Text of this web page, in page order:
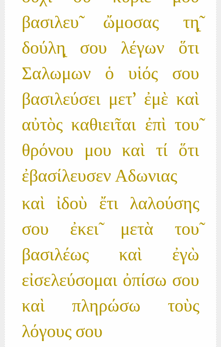
βασιλευ̃ ὤμοσας τη̨̃
δούλη̨ σου λέγων ὅτι
Σαλωμων ὁ υἱός σου
βασιλεύσει μετ' ἐμὲ καὶ
αὐτὸς καθιει̃ται ἐπὶ του̃
θρόνου μου καὶ τί ὅτι
ἐβασίλευσεν Αδωνιας
καὶ ἰδοὺ ἔτι λαλούσης
σου ἐκει̃ μετὰ του̃
βασιλέως καὶ ἐγὼ
εἰσελεύσομαι ὀπίσω σου
καὶ πληρώσω τοὺς
λόγους σου